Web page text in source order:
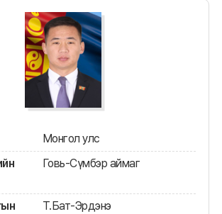
Монгол улс
Говь-Сүмбэр аймаг
Т.Бат-Эрдэнэ